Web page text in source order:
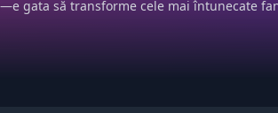
gata să transforme cele mai întunecate